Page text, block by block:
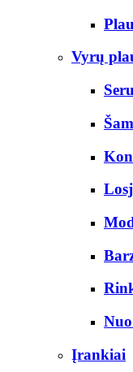
Vyrų
Įrankiai